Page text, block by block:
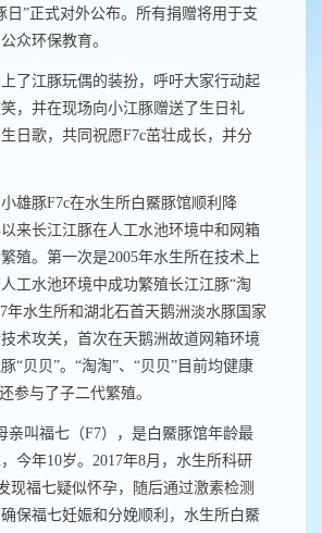
日”正式对外公布。所有捐赠将用于支
众环保教育。
了江豚玩偶的装扮，呼吁大家行动起
，并在现场向小江豚赠送了生日礼
日歌，共同祝愿F7c茁壮成长，并分
小雄豚F7c在水生所白鱀豚馆顺利降
来长江江豚在人工水池环境中和网箱
殖。第一次是2005年水生所在技术上
工水池环境中成功繁殖长江江豚“淘
年水生所和湖北石首天鹅洲淡水豚国家
术攻关，首次在天鹅洲故道网箱环境
“贝贝”。“淘淘”、“贝贝”目前均健康
参与了子二代繁殖。
亲叫福七（F7），是白鱀豚馆年龄最
今年10岁。 2017年8月，水生所科研
现福七疑似怀孕，随后通过激素检测
保福七妊娠和分娩顺利，水生所白鱀